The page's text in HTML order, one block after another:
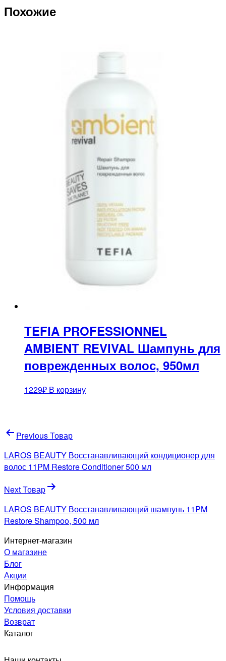
Похожие
TEFIA PROFESSIONNEL
AMBIENT REVIVAL Шампунь для
поврежденных волос, 950мл
1229₽ В корзину
Навигация
по
записям
Previous Товар
LAROS BEAUTY Восстанавливающий кондиционер для
волос 11PM Restore Conditioner 500 мл
Next Товар
LAROS BEAUTY Восстанавливающий шампунь 11PM
Restore Shampoo, 500 мл
Интернет-магазин
О магазине
Блог
Акции
Информация
Помощь
Условия доставки
Возврат
Каталог